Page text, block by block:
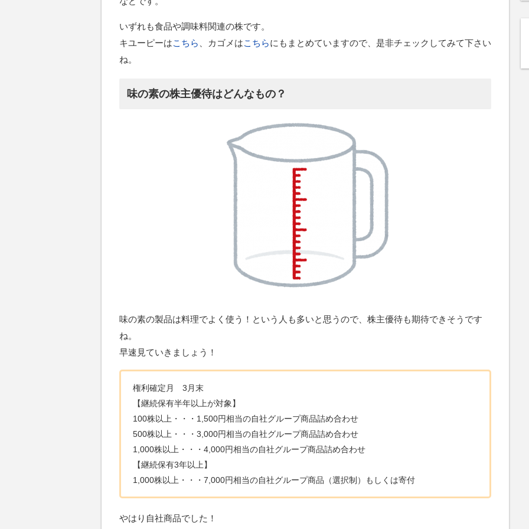
いずれも食品や調味料関連の株です。
キユーピーはこちら 、カゴメはこちらにもまとめていますので、是非チェックしてみて下さい
ね。
味の素の株主優待はどんなもの？
味の素の製品は料理でよく使う！という人も多いと思うので、株主優待も期待できそうです
ね。
早速見ていきましょう！
権利確定月 3月末
【継続保有半年以上が対象】
100株以上・・・1,500円相当の自社グループ商品詰め合わせ
500株以上・・・3,000円相当の自社グループ商品詰め合わせ
1,000株以上・・・4,000円相当の自社グループ商品詰め合わせ
【継続保有3年以上】
1,000株以上・・・7,000円相当の自社グループ商品（選択制）もしくは寄付
やはり自社商品でした！